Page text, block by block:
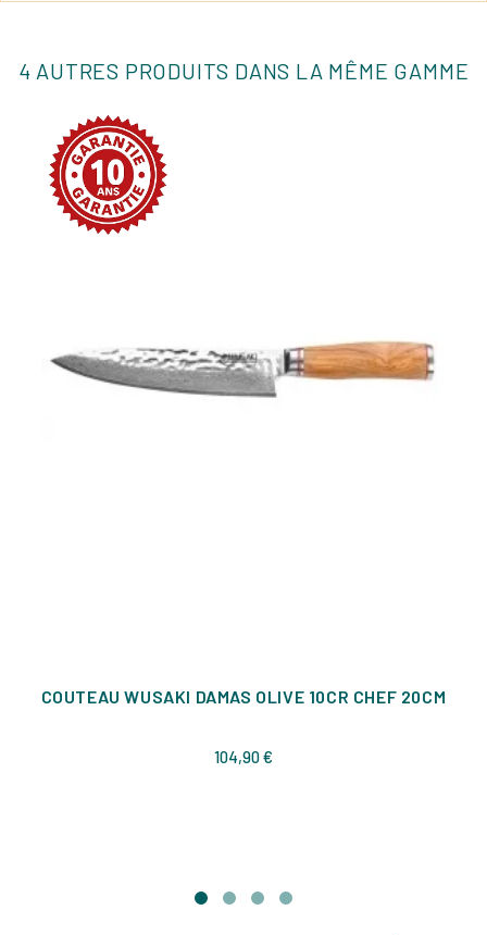
4 AUTRES PRODUITS DANS LA MÊME GAMME
COUTEAU WUSAKI DAMAS OLIVE 10CR CHEF 20CM
104,90 €Prix